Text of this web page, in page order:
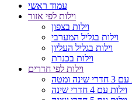
עמוד ראשי
וילות לפי אזור
וילות בצפון
וילות בגליל המערבי
וילות בגליל העליון
וילות בכנרת
וילות לפי חדרים
שינה ומטה
וילות עם 4 חדרי שינה